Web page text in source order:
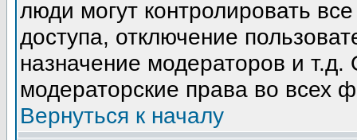
люди могут контролировать
доступа, отключение
назначение модераторов и
модераторские права во всех
Вернуться к началу